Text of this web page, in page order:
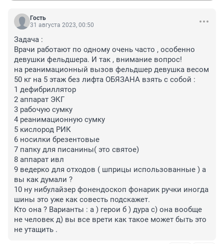
Гость
31 августа 2023, 00:50
Задача :
Врачи работают по одному очень часто , особенно
девушки фельдшера. И так , внимание вопрос!
на реанимационный вызов фельдшер девушка весом
50 кг на 5 этаж без лифта ОБЯЗАНА взять с собой :
1 дефибриллятор
2 аппарат ЭКГ
3 рабочую сумку
4 реанимационную сумку
5 кислород РИК
6 носилки брезентовые
7 папку для писанины( это святое)
8 аппарат ивл
9 ведерко для отходов ( шприцы использованные ) а
вы как думали ?
10 ну нибулайзер фонендоскоп фонарик ручки иногда
шины это уже как совесть подскажет.
Кто она ? Варианты : а ) герои б ) дура с) она вообще
не человек д) вы все врети как такое может быть это
не утащить .